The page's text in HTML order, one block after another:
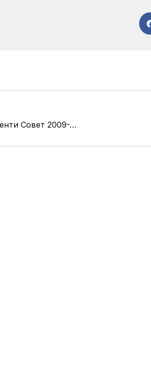
Верификувани документи Совет 2009-2013 год